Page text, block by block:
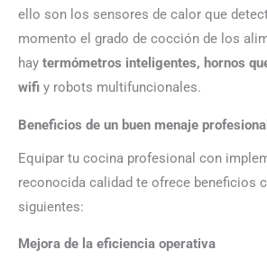
ello son los sensores de calor que
momento el grado de cocción de los
hay termómetros inteligentes, hornos
wifi y robots multifuncionales.
Beneficios de un buen menaje profesional
Equipar tu cocina profesional con
reconocida calidad te ofrece beneficios
siguientes:
Mejora de la eficiencia operativa